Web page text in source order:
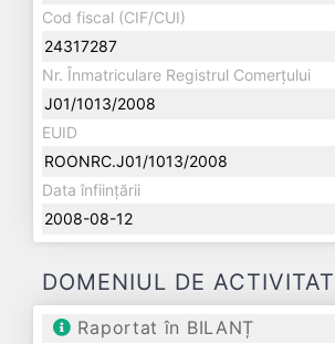
Cod fiscal (CIF/CUI)
24317287
Nr. Înmatriculare Registrul Comerțului
J01/1013/2008
EUID
ROONRC.J01/1013/2008
Data înființării
2008-08-12
DOMENIUL DE
Raportat în BILANȚ